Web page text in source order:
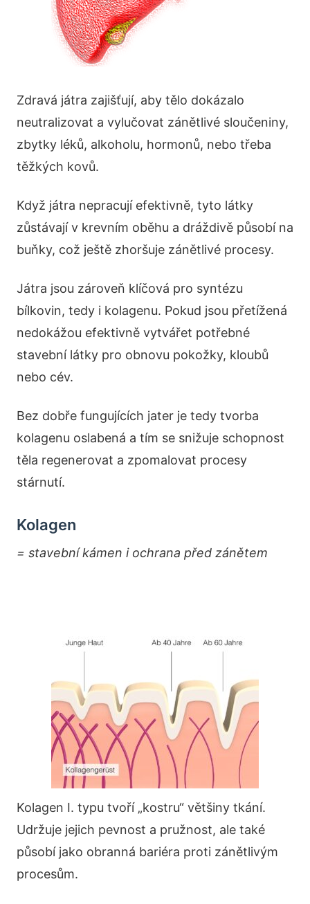
Zdravá játra zajišťují, aby tělo dokázalo
neutralizovat a vylučovat zánětlivé sloučeniny,
zbytky léků, alkoholu, hormonů, nebo třeba
těžkých kovů.
Když játra nepracují efektivně, tyto látky
zůstávají v krevním oběhu a dráždivě působí na
buňky, což ještě zhoršuje zánětlivé procesy.
Játra jsou zároveň klíčová pro syntézu
bílkovin, tedy i kolagenu. Pokud jsou přetížená
nedokážou efektivně vytvářet potřebné
stavební látky pro obnovu pokožky, kloubů
nebo cév.
Bez dobře fungujících jater je tedy tvorba
kolagenu oslabená a tím se snižuje schopnost
těla regenerovat a zpomalovat procesy
stárnutí.
Kolagen
= stavební kámen i ochrana před zánětem
Kolagen I. typu tvoří „kostru“ většiny tkání.
Udržuje jejich pevnost a pružnost, ale také
působí jako obranná bariéra proti zánětlivým
procesům.